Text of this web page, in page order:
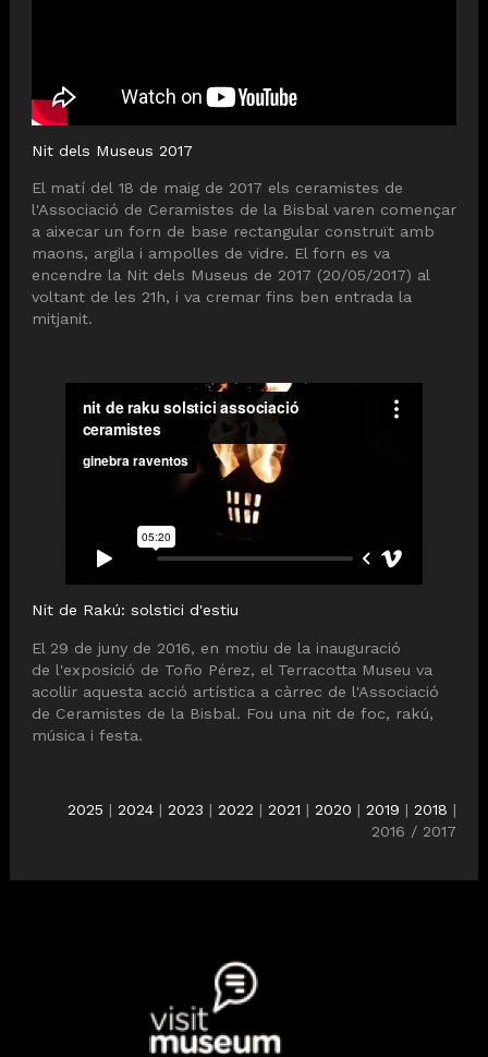
Nit dels Museus 2017
El matí del 18 de maig de 2017 els ceramistes de
l'Associació de Ceramistes de la Bisbal varen començar
a aixecar un forn de base rectangular construït amb
maons, argila i ampolles de vidre. El forn es va
encendre la Nit dels Museus de 2017 (20/05/2017) al
voltant de les 21h, i va cremar fins ben entrada la
mitjanit.
Nit de Rakú: solstici d'estiu
El 29 de juny de 2016, en motiu de la inauguració
de l'exposició de Toño Pérez, el Terracotta Museu va
acollir aquesta acció artística a càrrec de l'Associació
de Ceramistes de la Bisbal. Fou una nit de foc, rakú,
música i festa.
2025 | 2024 | 2023 | 2022 | 2021 | 2020 | 2019 | 2018 |
2016 / 2017